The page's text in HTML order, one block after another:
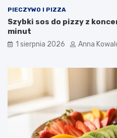
PIECZYWO I PIZZA
Szybki sos do pizzy z
minut
1 sierpnia 2026 Anna